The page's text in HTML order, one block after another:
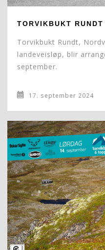
TORVIKBUKT
Torvikbukt Rundt,
landeveisløp, blir
september.
17. september 2024